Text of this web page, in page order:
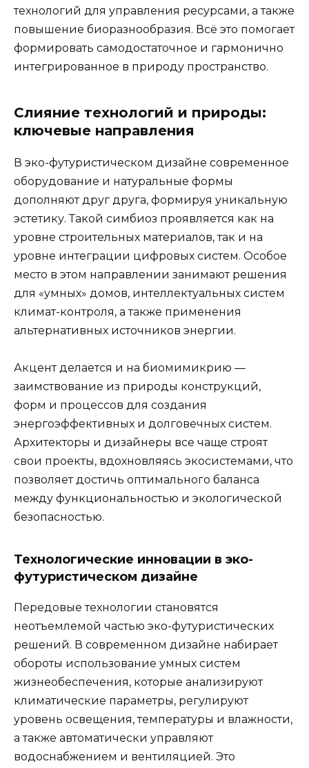
технологий для управления ресурсами, а также
повышение биоразнообразия. Всё это помогает
формировать самодостаточное и гармонично
интегрированное в природу пространство.
Слияние технологий и природы:
ключевые направления
В эко-футуристическом дизайне современное
оборудование и натуральные формы
дополняют друг друга, формируя уникальную
эстетику. Такой симбиоз проявляется как на
уровне строительных материалов, так и на
уровне интеграции цифровых систем. Особое
место в этом направлении занимают решения
для «умных» домов, интеллектуальных систем
климат-контроля, а также применения
альтернативных источников энергии.
Акцент делается и на биомимикрию —
заимствование из природы конструкций,
форм и процессов для создания
энергоэффективных и долговечных систем.
Архитекторы и дизайнеры все чаще строят
свои проекты, вдохновляясь экосистемами, что
позволяет достичь оптимального баланса
между функциональностью и экологической
безопасностью.
Технологические инновации в эко-
футуристическом дизайне
Передовые технологии становятся
неотъемлемой частью эко-футуристических
решений. В современном дизайне набирает
обороты использование умных систем
жизнеобеспечения, которые анализируют
климатические параметры, регулируют
уровень освещения, температуры и влажности,
а также автоматически управляют
водоснабжением и вентиляцией. Это